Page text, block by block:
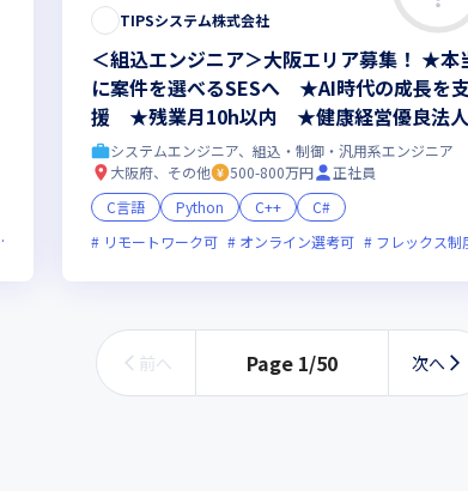
残業月20時間未満 女性エンジニアが活躍中
TIPSシステム株式会社
＜組込エンジニア＞大阪エリア募集！ ★本
に案件を選べるSESへ ★AI時代の成長を
援 ★残業月10h以内 ★健康経営優良法
26認定
システムエンジニア、組込・制御・汎用系エンジニア
大阪府、その他
500-800万円
正社員
C言語
Python C++
C#
リモートワーク可
オンライン選考可 フレックス制度
前へ Page 1/50 次へ